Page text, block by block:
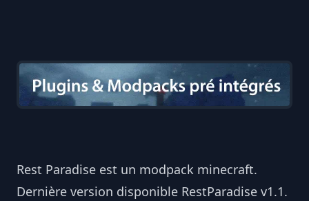
Rest Paradise est un modpack minecraft.
Dernière version disponible RestParadise v1.1.